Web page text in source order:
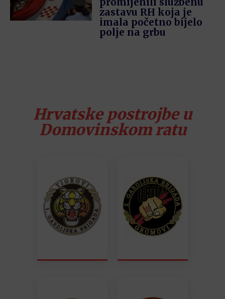
zastavu RH koja je
imala početno bijelo
polje na grbu
Hrvatske postrojbe u
Domovinskom ratu